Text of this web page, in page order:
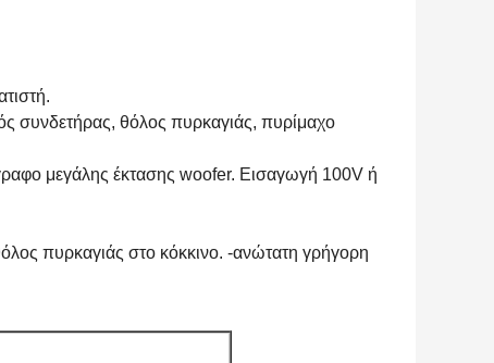
συνδετήρας, θόλος πυρκαγιάς, πυρίμαχο
μεγάλης έκτασης woofer. Εισαγωγή 100V ή
πυρκαγιάς στο κόκκινο. -ανώτατη γρήγορη